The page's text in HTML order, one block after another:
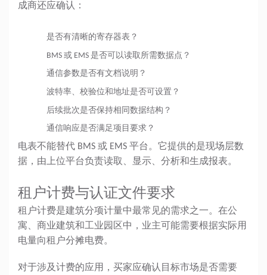
成商还应确认：
是否有清晰的寄存器表？
BMS 或 EMS 是否可以读取所需数据点？
通信参数是否有文档说明？
波特率、校验位和地址是否可设置？
后续批次是否保持相同数据结构？
通信响应是否满足项目要求？
电表不能替代 BMS 或 EMS 平台。它提供的是现场层数
据，由上位平台负责读取、显示、分析和生成报表。
租户计费与认证文件要求
租户计费是建筑分项计量中最常见的需求之一。在公
寓、商业建筑和工业园区中，业主可能需要根据实际用
电量向租户分摊电费。
对于涉及计费的应用，买家应确认目标市场是否需要